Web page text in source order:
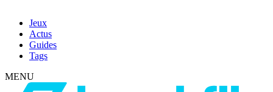
Jeux
Actus
Guides
Tags
MENU